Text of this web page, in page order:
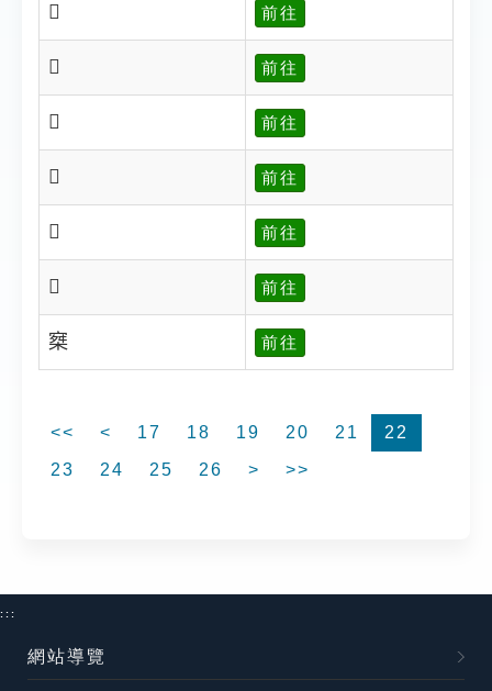
𡩉 前往
𡩙 前往
𡩟 前往
𡩠 前往
𡩡 前往
𡩢 前往
𡩣 前往
<< < 17 18 19 20 21
22
23
24 25 26 > >>
:::
網站導覽